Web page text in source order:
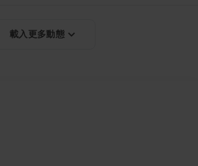
載入更多動態